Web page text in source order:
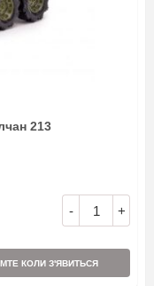
213
- +
КОЛИ З'ЯВИТЬСЯ